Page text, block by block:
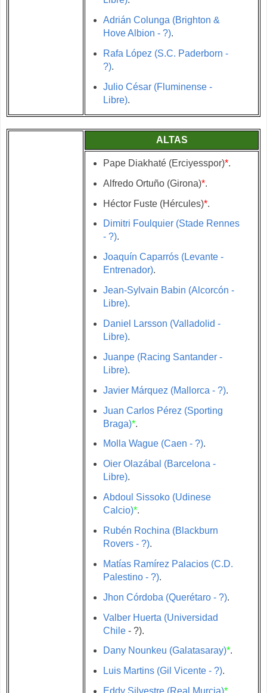
Adrián Colunga (Brighton &
Hove Albion - ?).
Rafa López (S.C. Paderborn -
?).
Julio César (Fluminense -
Libre).
ALTAS
Pape Diakhaté (Erciyesspor)*.
Alfredo Ortuño (Girona)*.
Héctor Fuste (Hércules)*.
Dimitri Foulquier (Stade Rennes
- ?).
Joaquín Caparrós (Levante -
Entrenador).
Jean-Sylvain Babin (Alcorcón -
Libre).
Daniel Larsson (Valladolid -
Libre).
Juanpe (Racing Santander -
Libre).
Javier Márquez (Mallorca - ?).
Juan Carlos Pérez (Sporting
Braga)*.
Molla Wague (Caen - ?).
Oier Olazábal (Barcelona -
Libre).
Abdoul Sissoko (Udinese
Calcio)*.
Rubén Rochina (Blackburn
Rovers - ?).
Matías Ramírez Palacios (C.D.
Palestino - ?).
Jhon Córdoba (Querétaro - ?).
Valber Huerta (Universidad
Chile - ?).
Dany Nounkeu (Galatasaray)*.
Luis Martins (Gil Vicente - ?).